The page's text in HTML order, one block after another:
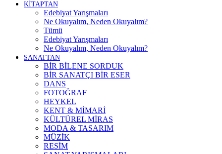
KİTAPTAN
Edebiyat Yarışmaları
Ne Okuyalım, Neden Okuyalım?
Tümü
Edebiyat Yarışmaları
Ne Okuyalım, Neden Okuyalım?
SANATTAN
BİR BİLENE SORDUK
BİR SANATÇI BİR ESER
DANS
FOTOĞRAF
HEYKEL
KENT & MİMARİ
KÜLTÜREL MİRAS
MODA & TASARIM
MÜZİK
RESİM